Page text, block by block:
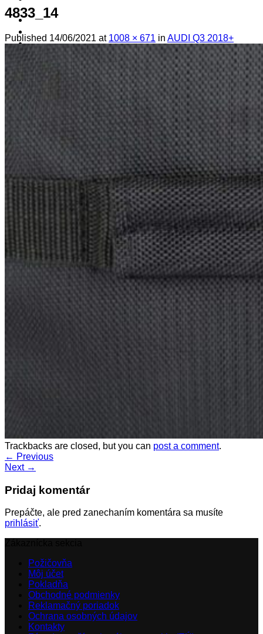
! ! ! S Ú Ť A Ž ! ! !
Produkty
Špičkový UEBLER
Autoriz. servis THULE/UEBLER
Predajne
Naši Uebler Partneri
Hľadať:
4833_14
Published 14/06/2021 at 1008 × 671 in AUDI Q3 2018+
Trackbacks are closed, but you can post a comment.
← Previous
Next →
Pridaj komentár
Prepáčte, ale pred zanechaním komentára sa musíte
prihlásiť.
Požičovňa
Môj účet
Pokladňa
Obchodné podmienky
Reklamačný poriadok
Ochrana osobných údajov
Kontakty